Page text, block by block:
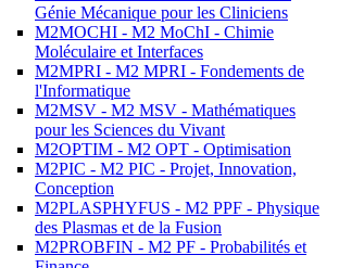
Génie Mécanique pour les Cliniciens
M2MOCHI - M2 MoChI - Chimie
Moléculaire et Interfaces
M2MPRI - M2 MPRI - Fondements de
l'Informatique
M2MSV - M2 MSV - Mathématiques
pour les Sciences du Vivant
M2OPTIM - M2 OPT - Optimisation
M2PIC - M2 PIC - Projet, Innovation,
Conception
M2PLASPHYFUS - M2 PPF - Physique
des Plasmas et de la Fusion
M2PROBFIN - M2 PF - Probabilités et